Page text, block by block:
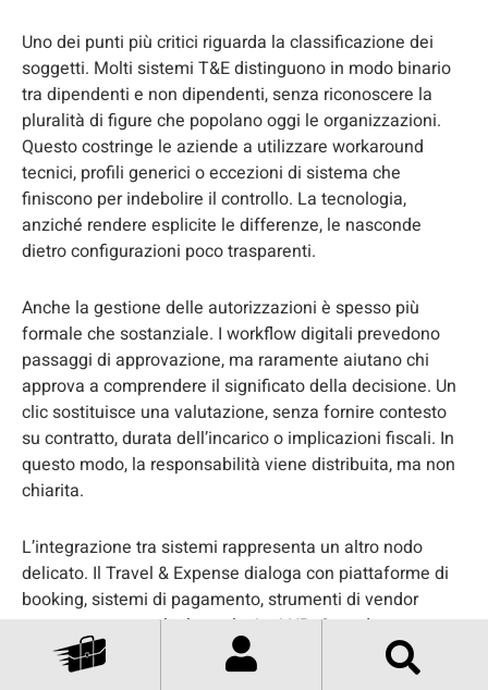
Uno dei punti più critici riguarda la classificazione dei
soggetti. Molti sistemi T&E distinguono in modo binario
tra dipendenti e non dipendenti, senza riconoscere la
pluralità di figure che popolano oggi le organizzazioni.
Questo costringe le aziende a utilizzare workaround
tecnici, profili generici o eccezioni di sistema che
finiscono per indebolire il controllo. La tecnologia,
anziché rendere esplicite le differenze, le nasconde
dietro configurazioni poco trasparenti.
Anche la gestione delle autorizzazioni è spesso più
formale che sostanziale. I workflow digitali prevedono
passaggi di approvazione, ma raramente aiutano chi
approva a comprendere il significato della decisione. Un
clic sostituisce una valutazione, senza fornire contesto
su contratto, durata dell’incarico o implicazioni fiscali. In
questo modo, la responsabilità viene distribuita, ma non
chiarita.
L’integrazione tra sistemi rappresenta un altro nodo
delicato. Il Travel & Expense dialoga con piattaforme di
booking, sistemi di pagamento, strumenti di vendor
management e, talvolta, soluzioni HR. Quando queste
integrazioni non sono progettate in modo coerente,
l’organizzazione perde una visione unitaria. Le